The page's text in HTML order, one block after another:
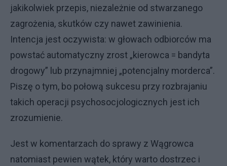
jakikolwiek przepis, niezależnie od stwarzanego
zagrożenia, skutków czy nawet zawinienia.
Intencja jest oczywista: w głowach odbiorców ma
powstać automatyczny zrost „kierowca = bandyta
drogowy” lub przynajmniej „potencjalny morderca”.
Piszę o tym, bo połową sukcesu przy rozbrajaniu
takich operacji psychosocjologicznych jest ich
zrozumienie.
Jest w komentarzach do sprawy z Wągrowca
natomiast pewien wątek, który warto dostrzec i